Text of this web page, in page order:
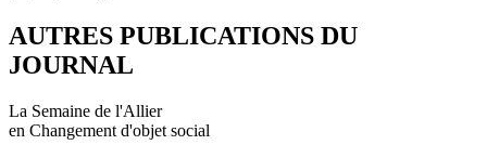
AUTRES PUBLICATIONS DU
JOURNAL
La Semaine de l'Allier
en Changement d'objet social